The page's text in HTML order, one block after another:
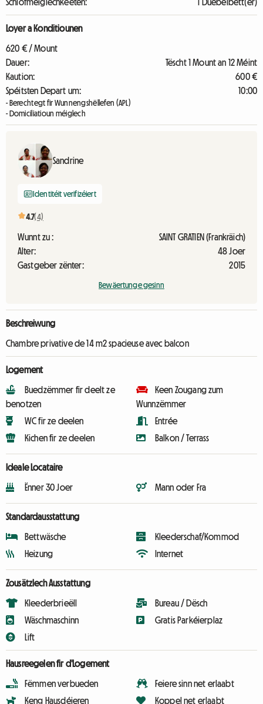
Loyer a Konditiounen
620 € / Mount
Dauer:
Tëscht 1 Mount an 12 Méint
Kaution:
600 €
Spéitsten Depart um:
10:00
- Berechtegt fir Wunnengshëllefen (APL)
- Domiciliatioun méiglech
Sandrine
Identitéit verifizéiert
4.7(4)
Wunnt zu :
SAINT GRATIEN (Frankräich)
Alter:
48 Joer
Gastgeber zënter:
2015
Bewäertunge gesinn
Beschreiwung
Chambre privative de 14 m2 spacieuse avec balcon
Logement
Buedzëmmer fir deelt ze
benotzen
WC fir ze deelen
Kichen fir ze deelen
Keen Zougang zum
Wunnzëmmer
Entrée
Balkon / Terrass
Ideale Locataire
Ënner 30 Joer Mann oder Fra
Standardausstattung
Bettwäsche
Heizung
Kleederschaf/Kommod
Internet
Zousätzlech Ausstattung
Kleederbrieëll
Wäschmaschinn
Lift
Bureau / Dësch
Gratis Parkéierplaz
Hausreegelen fir d'Logement
Fëmmen verbueden
Keng Hausdéieren
Feiere sinn net erlaabt
Koppel net erlaabt